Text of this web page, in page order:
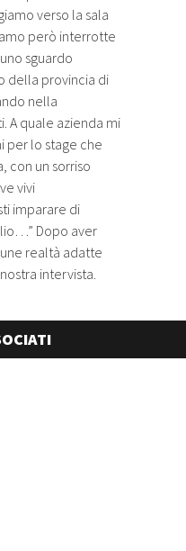
verso la sala
però interrotte
sguardo
della provincia di
nella
A quale azienda mi
per lo stage che
con un sorriso
vivi
imparare di
Dopo aver
realtà adatte
intervista.